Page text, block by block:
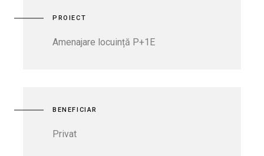
PROIECT
Amenajare locuință P+1E
BENEFICIAR
Privat